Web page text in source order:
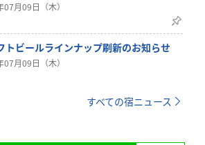
月09日（木）
トビールラインナップ刷新のお知らせ
月09日（木）
すべての宿ニュース